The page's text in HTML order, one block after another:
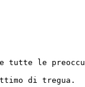
tutte le
di tregua.